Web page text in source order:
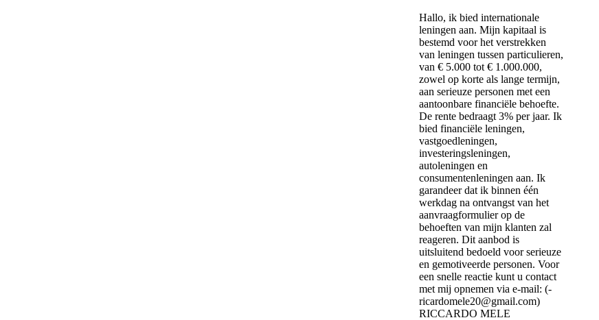
Hallo, ik bied internationale
leningen aan. Mijn kapitaal is
bestemd voor het verstrekken
van leningen tussen particulieren,
van € 5.000 tot € 1.000.000,
zowel op korte als lange termijn,
aan serieuze personen met een
aantoonbare financiële behoefte.
De rente bedraagt ​​3% per jaar. Ik
bied financiële leningen,
vastgoedleningen,
investeringsleningen,
autoleningen en
consumentenleningen aan. Ik
garandeer dat ik binnen één
werkdag na ontvangst van het
aanvraagformulier op de
behoeften van mijn klanten zal
reageren. Dit aanbod is
uitsluitend bedoeld voor serieuze
en gemotiveerde personen. Voor
een snelle reactie kunt u contact
met mij opnemen via e-mail: (­
ricardomele20@­gmail.­com)­
RICCARDO MELE